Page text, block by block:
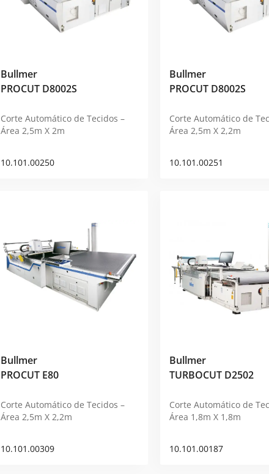
Bullmer
PROCUT D8002S
Corte Automático de Tecidos –
Área 2,5m X 2m
10.101.00250
Bullmer
PROCUT D8002S
Corte Automático de
Área 2,5m X 2,2m
10.101.00251
Bullmer
PROCUT E80
Corte Automático de Tecidos –
Área 2,5m X 2,2m
10.101.00309
Bullmer
TURBOCUT D2502
Corte Automático de
Área 1,8m X 1,8m
10.101.00187